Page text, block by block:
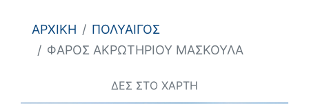
ΑΡΧΙΚΗ
ΠΟΛΥΑΙΓΟΣ
ΦΑΡΟΣ ΑΚΡΩΤΗΡΙΟΥ ΜΑΣΚΟΥΛΑ
ΔΕΣ ΣΤΟ ΧΑΡΤΗ